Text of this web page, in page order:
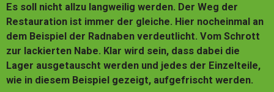
Es soll nicht allzu langweilig werden. Der Weg der
Restauration ist immer der gleiche. Hier nocheinmal an
dem Beispiel der Radnaben verdeutlicht. Vom Schrott
zur lackierten Nabe. Klar wird sein, dass dabei die
Lager ausgetauscht werden und jedes der Einzelteile,
wie in diesem Beispiel gezeigt, aufgefrischt werden.